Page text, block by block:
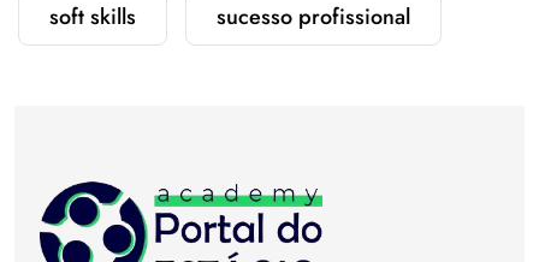
soft skills sucesso profissional